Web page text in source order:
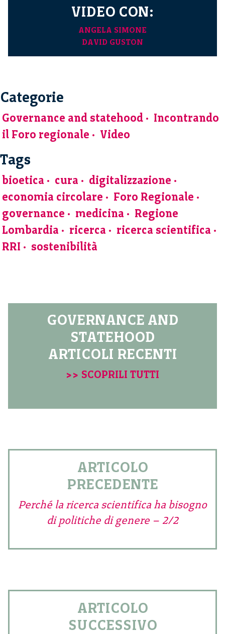
VIDEO CON:
ANGELA SIMONE
DAVID GUSTON
Categorie
Governance and statehood
Incontrando
il Foro regionale
Video
Tags
bioetica cura
digitalizzazione
economia circolare
Foro Regionale
governance
medicina
Regione
Lombardia
ricerca
ricerca scientifica
RRI
sostenibilità
GOVERNANCE AND
STATEHOOD
ARTICOLI RECENTI
>> SCOPRILI TUTTI
ARTICOLO
PRECEDENTE
Perché la ricerca scientifica ha bisogno
di politiche di genere – 2/2
ARTICOLO
SUCCESSIVO